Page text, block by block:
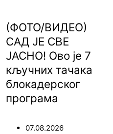
(ФОТО/ВИДЕО)
САД ЈЕ СВЕ
ЈАСНО! Ово је 7
кључних тачака
блокадерског
програма
07.08.2026